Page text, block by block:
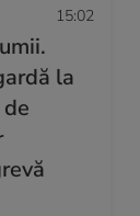
15:02
la